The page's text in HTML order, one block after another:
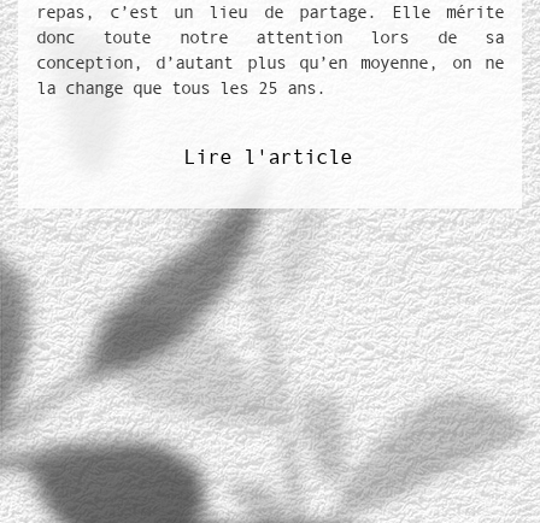
repas, c’est un lieu de partage. Elle mérite
donc toute notre attention lors de sa
conception, d’autant plus qu’en moyenne, on ne
la change que tous les 25 ans.
Lire l'article